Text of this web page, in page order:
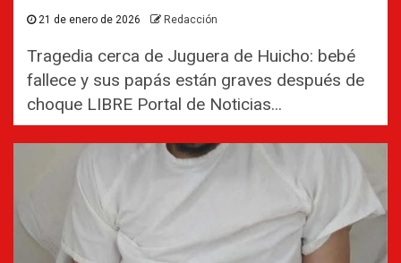
21 de enero de 2026 Redacción
Tragedia cerca de Juguera de Huicho: bebé
fallece y sus papás están graves después de
choque LIBRE Portal de Noticias...